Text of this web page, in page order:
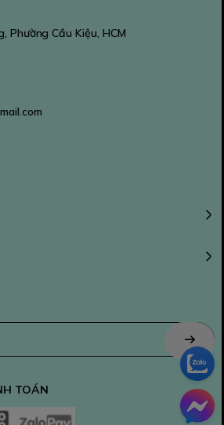
Phường Cầu Kiệu, HCM
TOÁN